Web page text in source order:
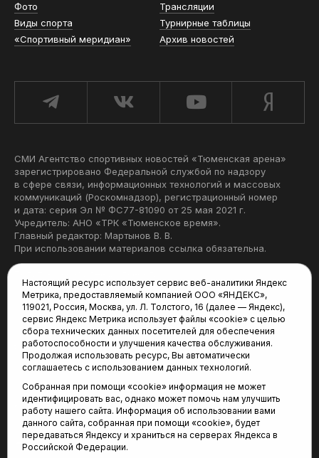
Фото
Трансляции
Виды спорта
Турнирные таблицы
«Спортивный меридиан»
Архив новостей
СМИ Агентство спортивных новостей «Тюменская арена»
зарегистрировано Федеральной службой по надзору
в сфере связи, информационных технологий и массовых
коммуникаций (Роскомнадзор), регистрационный номер
и дата: серия Эл № ФС77-81090 от 25 мая 2021 г.
Учредитель: АНО «ТРК «Тюменское время».
Главный редактор: Мартынов В. В.
При использовании материалов ссылка обязательна.
Редакция:
625035, Тюмень, пр. Геологоразведчиков, 28А
(3452) 68-22-28
tum-arena@mail.ru
Отдел продаж:
(3452) 68-89-78
kotovaev@sibinformburo.ru
Настоящий ресурс использует сервис веб-аналитики Яндекс
Метрика, предоставляемый компанией ООО «ЯНДЕКС»,
119021, Россия, Москва, ул. Л. Толстого, 16 (далее — Яндекс),
сервис Яндекс Метрика использует файлы «cookie» с целью
сбора технических данных посетителей для обеспечения
работоспособности и улучшения качества обслуживания.
Продолжая использовать ресурс, Вы автоматически
соглашаетесь с использованием данных технологий.
Собранная при помощи «cookie» информация не может
идентифицировать вас, однако может помочь нам улучшить
работу нашего сайта. Информация об использовании вами
данного сайта, собранная при помощи «cookie», будет
передаваться Яндексу и храниться на серверах Яндекса в
Российской Федерации.